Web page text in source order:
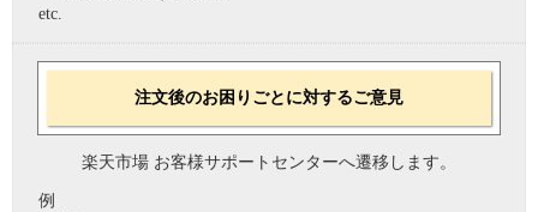
etc.
注文後のお困りごとに対するご意見
楽天市場 お客様サポートセンターへ遷移します。
例